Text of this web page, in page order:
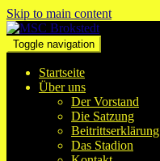
Skip to main content
Toggle navigation
Startseite
Über uns
Der Vorstand
Die Satzung
Beitrittserklärung
Das Stadion